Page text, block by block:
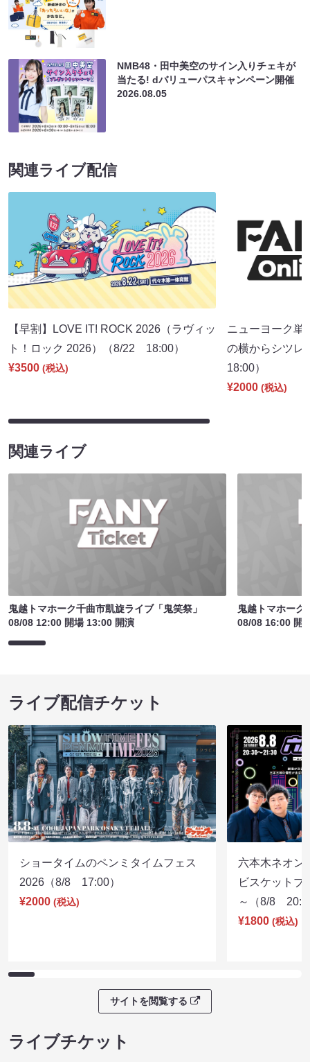
NMB48・田中美空のサイン入りチェキが
当たる! dバリューパスキャンペーン開催
2026.08.05
関連ライブ配信
【早割】LOVE IT! ROCK 2026（ラヴィッ
ト！ロック 2026）（8/22 18:00）
¥3500 (税込)
ニューヨーク単
の横からシツ
18:00）
¥2000 (税込)
関連ライブ
鬼越トマホーク千曲市凱旋ライブ「鬼笑祭」
08/08 12:00 開場 13:00 開演
鬼越トマホーク
08/08 16:00 開
ライブ配信チケット
ショータイムのペンミタイムフェス
2026（8/8 17:00）
¥2000 (税込)
六本木ネオン
ビスケットブ
～（8/8
¥1800 (税込)
サイトを閲覧する
ライブチケット